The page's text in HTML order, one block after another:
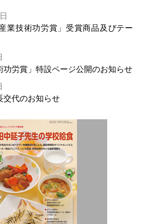
業技術功労賞」受賞商品及びテー
功労賞」特設ページ公開のお知らせ
交代のお知らせ